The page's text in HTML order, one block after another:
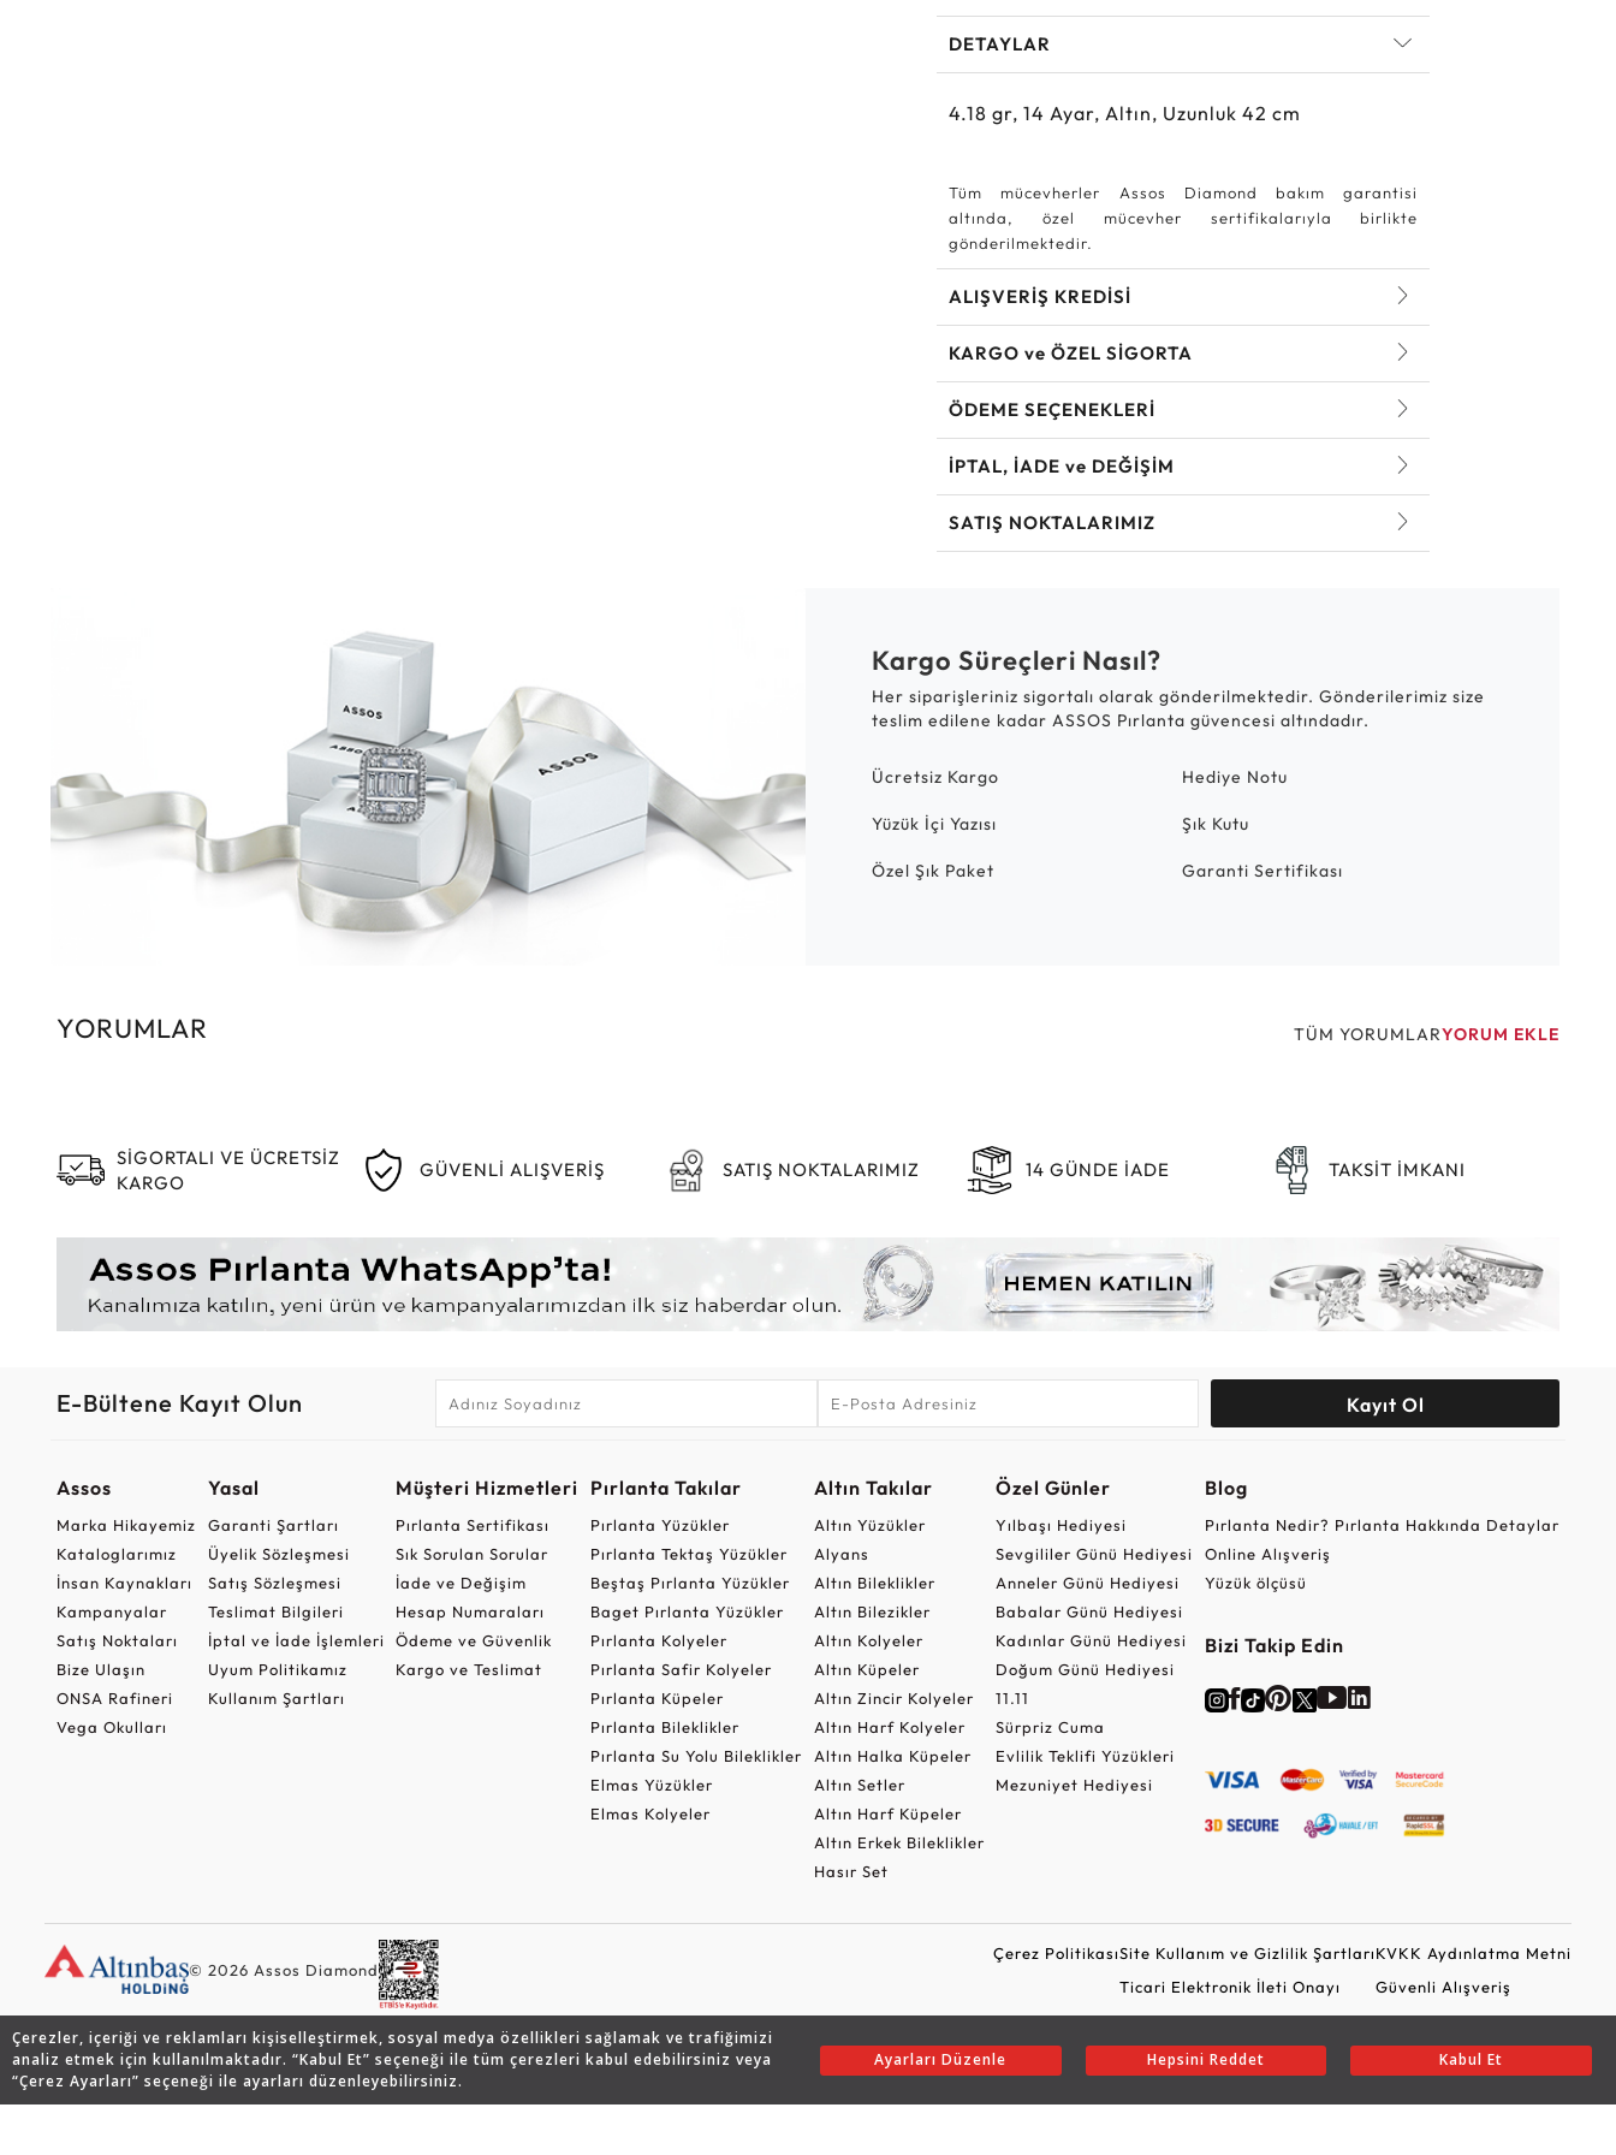
Çerezler, içeriği ve reklamları kişiselleştirmek, sosyal medya özellikleri sağlamak ve trafiğimizi
analiz etmek için kullanılmaktadır. “Kabul Et” seçeneği ile tüm çerezleri kabul edebilirsiniz veya
“Çerez Ayarları” seçeneği ile ayarları düzenleyebilirsiniz.
Ayarları Düzenle Hepsini Reddet Kabul Et
DETAYLAR
4.18gr,14Ayar, Altın, Uzunluk 42 cm
Tüm mücevherler Assos Diamond bakım garantisi
altında, özel mücevher sertifikalarıyla birlikte
gönderilmektedir.
ALIŞVERİŞ KREDİSİ
KARGO ve ÖZEL SİGORTA
ÖDEME SEÇENEKLERİ
İPTAL, İADE ve DEĞİŞİM
SATIŞ NOKTALARIMIZ
Kargo Süreçleri Nasıl?
Her siparişleriniz sigortalı olarak gönderilmektedir. Gönderilerimiz size
teslim edilene kadar ASSOS Pırlanta güvencesi altındadır.
Ücretsiz Kargo Hediye Notu
Yüzük İçi Yazısı Şık Kutu
Özel Şık Paket Garanti Sertifikası
YORUMLAR TÜM YORUMLARYORUM EKLE
SİGORTALI VE ÜCRETSİZ
KARGO
GÜVENLİ ALIŞVERİŞ SATIŞ NOKTALARIMIZ 14 GÜNDE İADE TAKSİT İMKANI
E-Bültene Kayıt Olun Kayıt Ol
Assos
Marka Hikayemiz
Kataloglarımız
İnsan Kaynakları
Kampanyalar
Satış Noktaları
Bize Ulaşın
ONSA Rafineri
Vega Okulları
Yasal
Garanti Şartları
Üyelik Sözleşmesi
Satış Sözleşmesi
Teslimat Bilgileri
İptal ve İade İşlemleri
Uyum Politikamız
Kullanım Şartları
Müşteri Hizmetleri
Pırlanta Sertifikası
Sık Sorulan Sorular
İade ve Değişim
Hesap Numaraları
Ödeme ve Güvenlik
Kargo ve Teslimat
Pırlanta Takılar
Pırlanta Yüzükler
Pırlanta Tektaş Yüzükler
Beştaş Pırlanta Yüzükler
Baget Pırlanta Yüzükler
Pırlanta Kolyeler
Pırlanta Safir Kolyeler
Pırlanta Küpeler
Pırlanta Bileklikler
Pırlanta Su Yolu Bileklikler
Elmas Yüzükler
Elmas Kolyeler
Altın Takılar
Altın Yüzükler
Alyans
Altın Bileklikler
Altın Bilezikler
Altın Kolyeler
Altın Küpeler
Altın Zincir Kolyeler
Altın Harf Kolyeler
Altın Halka Küpeler
Altın Setler
Altın Harf Küpeler
Altın Erkek Bileklikler
Hasır Set
Özel Günler
Yılbaşı Hediyesi
Sevgililer Günü Hediyesi
Anneler Günü Hediyesi
Babalar Günü Hediyesi
Kadınlar Günü Hediyesi
Doğum Günü Hediyesi
11.11
Sürpriz Cuma
Evlilik Teklifi Yüzükleri
Mezuniyet Hediyesi
Blog
Pırlanta Nedir? Pırlanta Hakkında Detaylar
Online Alışveriş
Yüzük ölçüsü
Bizi Takip Edin
© 2026 Assos Diamond
Çerez PolitikasıSite Kullanım ve Gizlilik Şartları
Ticari Elektronik İleti Onayı
KVKK Aydınlatma Metni
Güvenli Alışveriş
Copyright © 2026 Assos Pırlanta - Bu sitenin tüm hakları saklıdır.